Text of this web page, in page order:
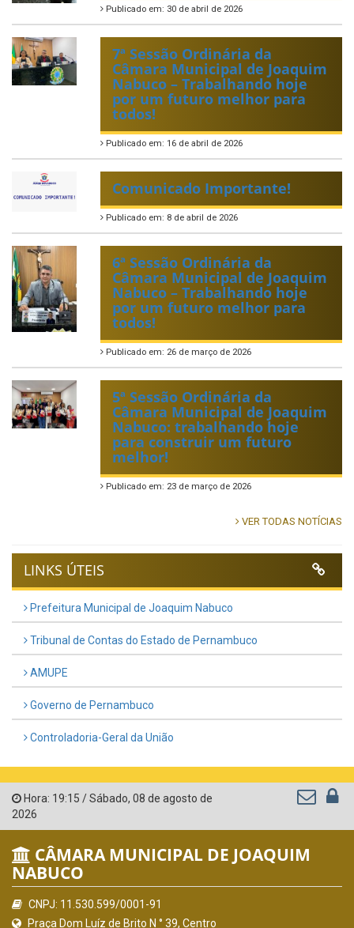
Publicado em: 30 de abril de 2026
7ª Sessão Ordinária da
Câmara Municipal de Joaquim
Nabuco – Trabalhando hoje
por um futuro melhor para
todos!
Publicado em: 16 de abril de 2026
Comunicado Importante!
Publicado em: 8 de abril de 2026
6ª Sessão Ordinária da
Câmara Municipal de Joaquim
Nabuco – Trabalhando hoje
por um futuro melhor para
todos!
Publicado em: 26 de março de 2026
5ª Sessão Ordinária da
Câmara Municipal de Joaquim
Nabuco: trabalhando hoje
para construir um futuro
melhor!
Publicado em: 23 de março de 2026
VER TODAS NOTÍCIAS
LINKS ÚTEIS
Prefeitura Municipal de Joaquim Nabuco
Tribunal de Contas do Estado de Pernambuco
AMUPE
Governo de Pernambuco
Controladoria-Geral da União
Hora: 19:15 /Sábado, 08 de agosto de
2026
CÂMARA MUNICIPAL DE JOAQUIM
NABUCO
CNPJ: 11.530.599/0001-91
Praça Dom Luíz de Brito N ° 39, Centro